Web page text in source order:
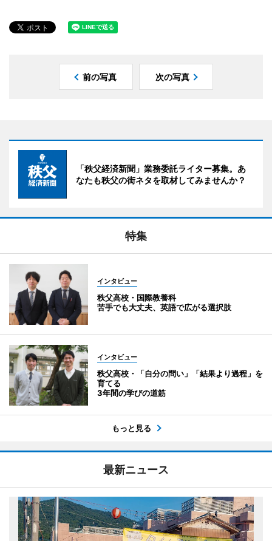
前の写真 次の写真
「秩父経済新聞」業務委託ライター募集。あ
なたも秩父の街ネタを取材してみませんか？
特集
インタビュー
秩父高校・国際教養科
苦手でも大丈夫、英語で広がる選択肢
インタビュー
秩父高校・「自分の問い」「結果より過程」を
育てる
3年間の学びの道筋
もっと見る
最新ニュース